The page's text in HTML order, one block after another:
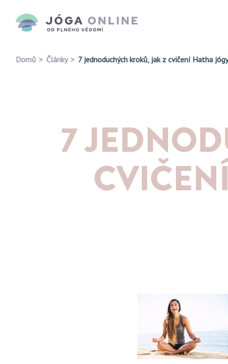
Domů Články 7 jednoduchých kroků, jak z cvičení Hatha
7